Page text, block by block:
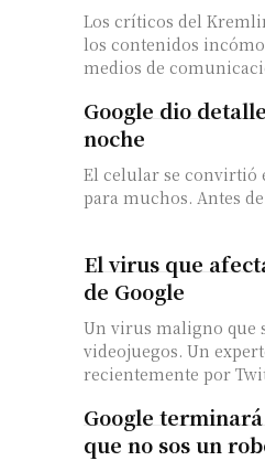
Los críticos del
los contenidos incómodos para
medios de
Google dio
noche
El celular se convirtió
para muchos. Antes
El virus que
de Google
Un virus maligno que
videojuegos. Un experto en ciberseguridad de la compañía Eset alertó
recientemente por
Google
que no sos un